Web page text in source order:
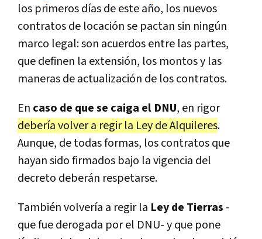
los primeros días de este año, los nuevos
contratos de locación se pactan sin ningún
marco legal: son acuerdos entre las partes,
que definen la extensión, los montos y las
maneras de actualización de los contratos.
En caso de que se caiga el DNU, en rigor
debería volver a regir la Ley de Alquileres.
Aunque, de todas formas, los contratos que
hayan sido firmados bajo la vigencia del
decreto deberán respetarse.
También volvería a regir la Ley de Tierras -
que fue derogada por el DNU- y que pone